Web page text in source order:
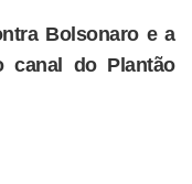
Bolsonaro e a
canal do Plantão